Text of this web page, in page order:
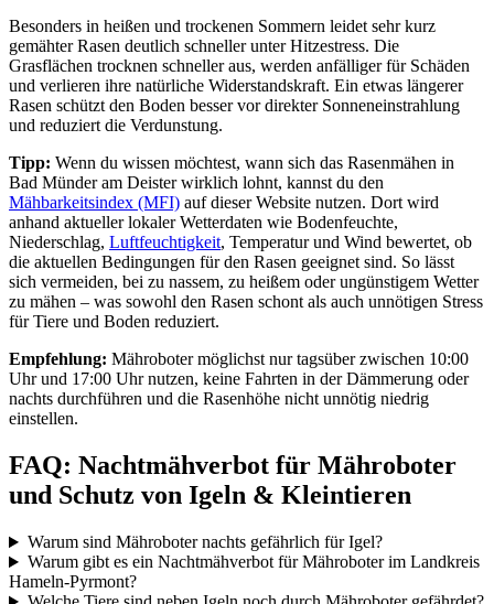
Besonders in heißen und trockenen Sommern leidet sehr kurz
gemähter Rasen deutlich schneller unter Hitzestress. Die
Grasflächen trocknen schneller aus, werden anfälliger für Schäden
und verlieren ihre natürliche Widerstandskraft. Ein etwas längerer
Rasen schützt den Boden besser vor direkter Sonneneinstrahlung
und reduziert die Verdunstung.
Tipp: Wenn du wissen möchtest, wann sich das Rasenmähen in
Bad Münder am Deister wirklich lohnt, kannst du den
Mähbarkeitsindex (MFI) auf dieser Website nutzen. Dort wird
anhand aktueller lokaler Wetterdaten wie Bodenfeuchte,
Niederschlag, Luftfeuchtigkeit, Temperatur und Wind bewertet, ob
die aktuellen Bedingungen für den Rasen geeignet sind. So lässt
sich vermeiden, bei zu nassem, zu heißem oder ungünstigem Wetter
zu mähen – was sowohl den Rasen schont als auch unnötigen Stress
für Tiere und Boden reduziert.
Empfehlung: Mähroboter möglichst nur tagsüber zwischen 10:00
Uhr und 17:00 Uhr nutzen, keine Fahrten in der Dämmerung oder
nachts durchführen und die Rasenhöhe nicht unnötig niedrig
einstellen.
FAQ: Nachtmähverbot für Mähroboter
und Schutz von Igeln & Kleintieren
Warum sind Mähroboter nachts gefährlich für Igel?
Warum gibt es ein Nachtmähverbot für Mähroboter im Landkreis
Hameln-Pyrmont?